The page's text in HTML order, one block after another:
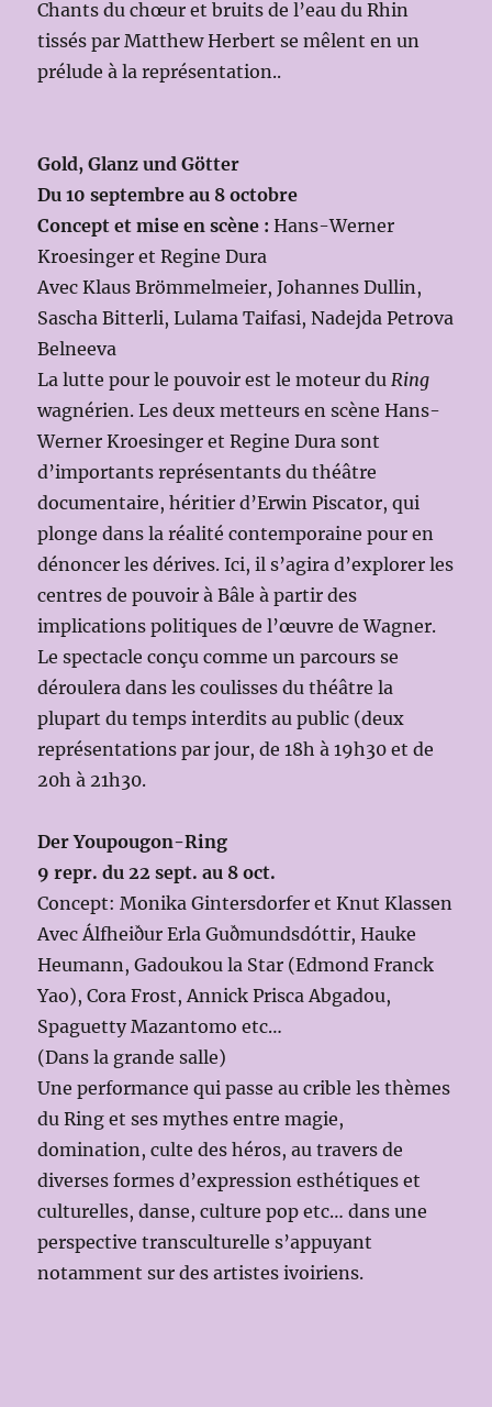
Chants du chœur et bruits de l’eau du Rhin
tissés par Matthew Herbert se mêlent en un
prélude à la représentation..
Gold, Glanz und Götter
Du 10 septembre au 8 octobre
Concept et mise en scène :Hans-Werner
Kroesinger et Regine Dura
Avec Klaus Brömmelmeier, Johannes Dullin,
Sascha Bitterli, Lulama Taifasi, Nadejda Petrova
Belneeva
La lutte pour le pouvoir est le moteur du Ring
wagnérien. Les deux metteurs en scène Hans-
Werner Kroesinger et Regine Dura sont
d’importants représentants du théâtre
documentaire, héritier d’Erwin Piscator, qui
plonge dans la réalité contemporaine pour en
dénoncer les dérives. Ici, il s’agira d’explorer les
centres de pouvoir à Bâle à partir des
implications politiques de l’œuvre de Wagner.
Le spectacle conçu comme un parcours se
déroulera dans les coulisses du théâtre la
plupart du temps interdits au public (deux
représentations par jour, de 18h à 19h30 et de
20h à 21h30.
Der Youpougon-Ring
9 repr. du 22 sept. au 8 oct.
Concept: Monika Gintersdorfer et Knut Klassen
Avec Álfheiður Erla Guðmundsdóttir, Hauke
Heumann, Gadoukou la Star (Edmond Franck
Yao), Cora Frost, Annick Prisca Abgadou,
Spaguetty Mazantomo etc…
(Dans la grande salle)
Une performance qui passe au crible les thèmes
du Ring et ses mythes entre magie,
domination, culte des héros, au travers de
diverses formes d’expression esthétiques et
culturelles, danse, culture pop etc… dans une
perspective transculturelle s’appuyant
notamment sur des artistes ivoiriens.